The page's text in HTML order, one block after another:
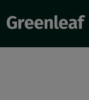
zum
Inhalt